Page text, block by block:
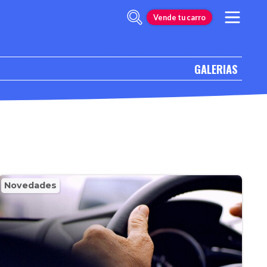
Vende tu carro
GALERIAS
Novedades